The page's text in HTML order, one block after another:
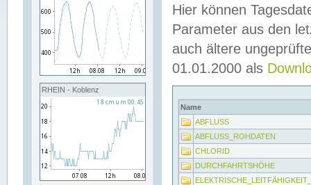
RHEIN - Koblenz
Hier können
Parameter aus den
auch ältere
01.01.2000 als
Name
ABFLUSS
ABFLUSS_ROHDATEN
CHLORID
DURCHFAHRTSHÖHE